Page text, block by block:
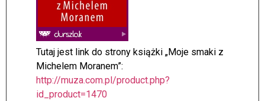
Tutaj jest link do strony książki „Moje smaki z
Michelem Moranem”:
http://muza.com.pl/product.php?
id_product=1470